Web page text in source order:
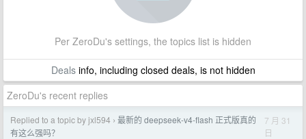
Per ZeroDu's settings, the topics list is hidden
Dealsinfo, including closed deals, is not hidden
ZeroDu's recent replies
Replied to a topic by jxl594 › 最新的 deepseek-v4-flash 正式版真的
有这么强吗？
7 月 31
日